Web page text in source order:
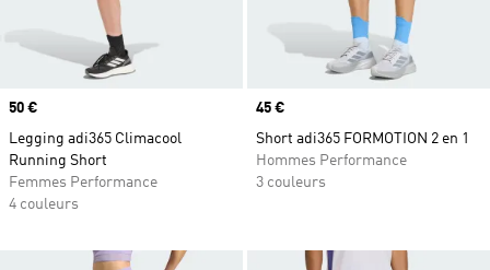
Prix
50 €
Legging adi365 Climacool
Running Short
Femmes Performance
4 couleurs
Prix
45 €
Short adi365 FORMOTION 2 en 1
Hommes Performance
3 couleurs